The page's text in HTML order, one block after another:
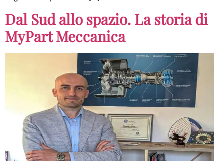
Dal Sud allo spazio. La storia di
MyPart Meccanica